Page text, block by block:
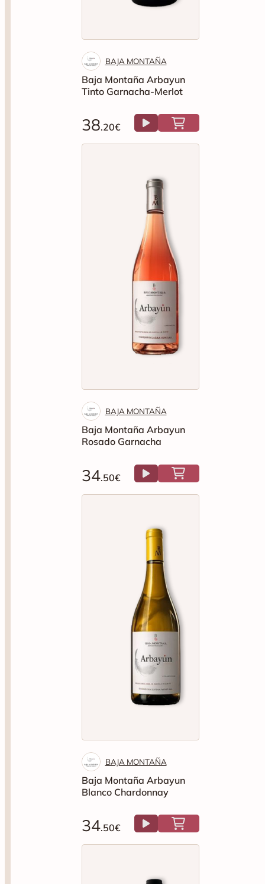
BAJA MONTAÑA
Baja Montaña Arbayun
Tinto Garnacha-Merlot
38.20€
BAJA MONTAÑA
Baja Montaña Arbayun
Rosado Garnacha
34.50€
BAJA MONTAÑA
Baja Montaña Arbayun
Blanco Chardonnay
34.50€